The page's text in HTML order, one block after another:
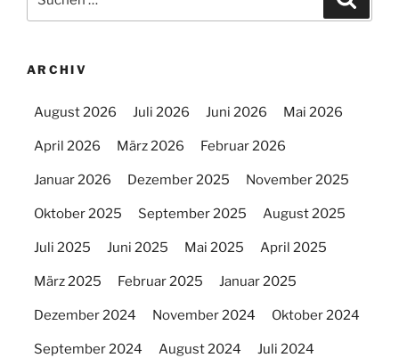
nach:
ARCHIV
August 2026 Juli 2026 Juni 2026 Mai 2026
April 2026 März 2026 Februar 2026
Januar 2026 Dezember 2025 November 2025
Oktober 2025 September 2025 August 2025
Juli 2025 Juni 2025 Mai 2025 April 2025
März 2025 Februar 2025 Januar 2025
Dezember 2024 November 2024 Oktober 2024
September 2024 August 2024 Juli 2024